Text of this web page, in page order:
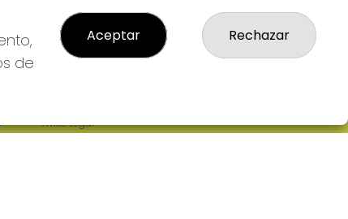
Aviso Legal
de
Aceptar Rechazar